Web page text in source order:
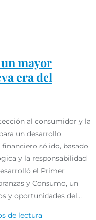
mayor
era del
al consumidor y la
un desarrollo
sólido, basado
y la responsabilidad
el Primer
y Consumo, un
y oportunidades del…
de lectura